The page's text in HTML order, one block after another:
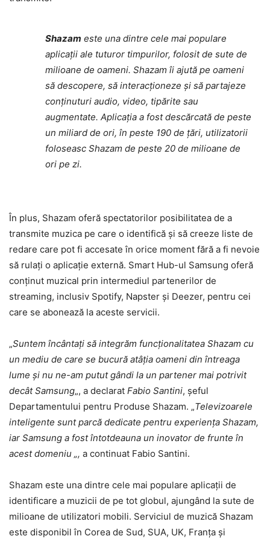
Shazam este una dintre cele mai populare
aplicații ale tuturor timpurilor, folosit de sute de
milioane de oameni. Shazam îi ajută pe oameni
să descopere, să interacționeze și să partajeze
conținuturi audio, video, tipărite sau
augmentate. Aplicația a fost descărcată de peste
un miliard de ori, în peste 190 de țări, utilizatorii
foloseasc Shazam de peste 20 de milioane de
ori pe zi.
În plus, Shazam oferă spectatorilor posibilitatea de a
transmite muzica pe care o identifică și să creeze liste de
redare care pot fi accesate în orice moment fără a fi nevoie
să rulați o aplicație externă. Smart Hub-ul Samsung oferă
conținut muzical prin intermediul partenerilor de
streaming, inclusiv Spotify, Napster și Deezer, pentru cei
care se abonează la aceste servicii.
„Suntem încântați să integrăm funcționalitatea Shazam cu
un mediu de care se bucură atâția oameni din întreaga
lume și nu ne-am putut gândi la un partener mai potrivit
decât Samsung„, a declarat Fabio Santini, șeful
Departamentului pentru Produse Shazam. „Televizoarele
inteligente sunt parcă dedicate pentru experiența Shazam,
iar Samsung a fost întotdeauna un inovator de frunte în
acest domeniu „, a continuat Fabio Santini.
Shazam este una dintre cele mai populare aplicații de
identificare a muzicii de pe tot globul, ajungând la sute de
milioane de utilizatori mobili. Serviciul de muzică Shazam
este disponibil în Corea de Sud, SUA, UK, Franța și